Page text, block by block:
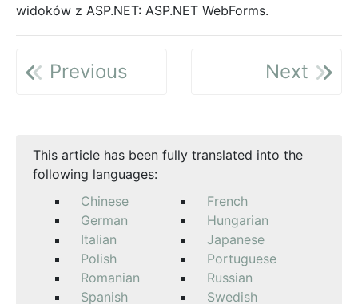
widoków z ASP.NET: ASP.NET WebForms.
Previous Next
This article has been fully translated into the
following languages:
Chinese
French
German
Hungarian
Italian
Japanese
Polish
Portuguese
Romanian
Russian
Spanish
Swedish